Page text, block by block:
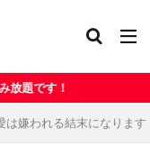
は嫌われる結末になります